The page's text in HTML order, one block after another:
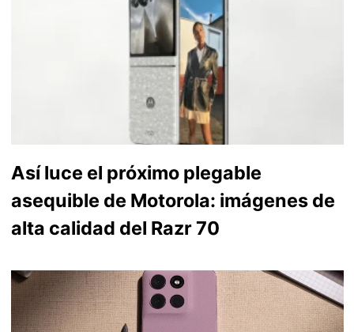
Así luce el próximo plegable
asequible de Motorola: imágenes de
alta calidad del Razr 70